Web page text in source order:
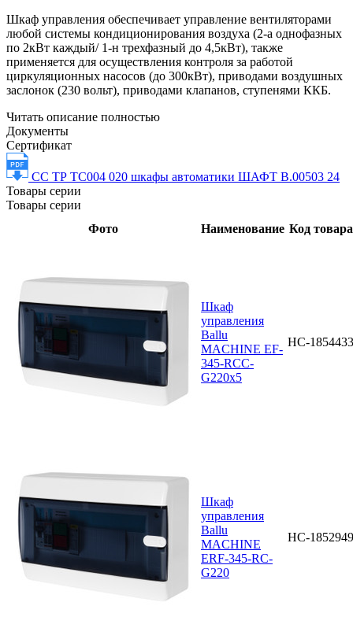
Шкаф управления обеспечивает управление вентиляторами
любой системы кондиционирования воздуха (2-а однофазных
по 2кВт каждый/ 1-н трехфазный до 4,5кВт), также
применяется для осуществления контроля за работой
циркуляционных насосов (до 300кВт), приводами воздушных
заслонок (230 вольт), приводами клапанов, ступенями ККБ.
Читать описание полностью
Документы
Сертификат
СС ТР ТС004 020 шкафы автоматики ШАФТ В.00503 24
Товары серии
Товары серии
Фото
Наименование Код товара
Шкаф
управления
Ballu
MACHINE EF-
345-RCC-
G220х5
НС-1854433
Шкаф
управления
Ballu
MACHINE
ERF-345-RC-
G220
НС-1852949